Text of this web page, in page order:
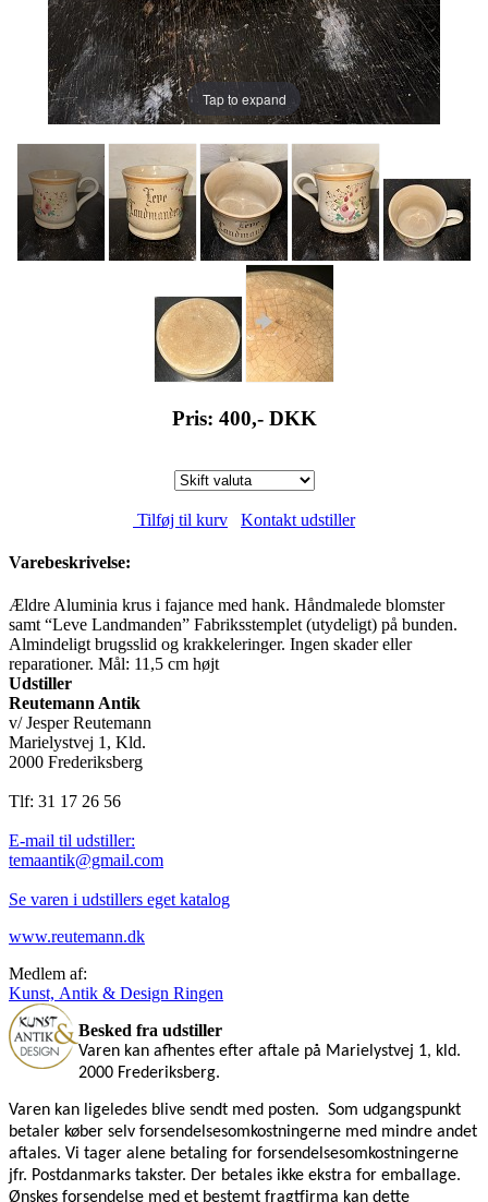
Tap to expand
Pris: 400,- DKK
Tilføj til kurv Kontakt udstiller
Varebeskrivelse:
Ældre Aluminia krus i fajance med hank. Håndmalede blomster
samt “Leve Landmanden” Fabriksstemplet (utydeligt) på bunden.
Almindeligt brugsslid og krakkeleringer. Ingen skader eller
reparationer. Mål: 11,5 cm højt
Udstiller
Reutemann Antik
v/ Jesper Reutemann
Marielystvej 1, Kld.
2000 Frederiksberg
Tlf: 31 17 26 56
E-mail til udstiller:
temaantik@gmail.com
Se varen i udstillers eget katalog
www.reutemann.dk
Medlem af:
Kunst, Antik & Design Ringen
Besked fra udstiller
Varen kan afhentes efter aftale på Marielystvej 1, kld.
2000 Frederiksberg.
Varen kan ligeledes blive sendt med posten. Som udgangspunkt
betaler køber selv forsendelsesomkostningerne med mindre andet
aftales. Vi tager alene betaling for forsendelsesomkostningerne
jfr. Postdanmarks takster. Der betales ikke ekstra for emballage.
Ønskes forsendelse med et bestemt fragtfirma kan dette